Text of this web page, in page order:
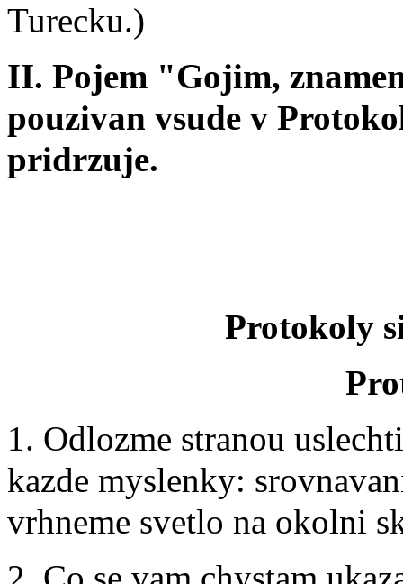
Turecku.)
II. Pojem "Gojim,
pouzivan vsude v
pridrzuje.
Protokoly
1. Odlozme stranou
kazde myslenky:
vrhneme svetlo na okolni